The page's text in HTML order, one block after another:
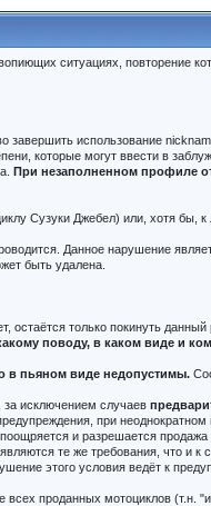
ситуациях, повторение
использование
которые могут ввести в
При незаполненном профиле
Сузуки Джебел) или, хотя
Данное нарушение
быть удалена.
остаётся только покинуть данный
поводу, в каком виде и
в пьяном виде недопустимы.
за исключением случаев
при
и разрешается
те же требования, что
этого условия ведёт к
всех проданных мотоциклов (т.н.